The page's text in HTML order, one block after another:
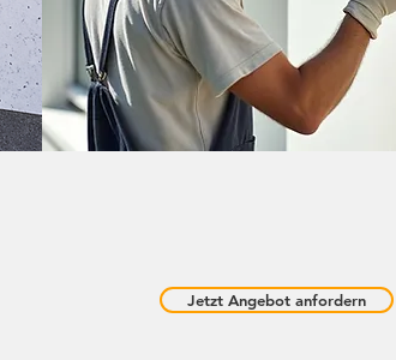
Jetzt Angebot anfordern